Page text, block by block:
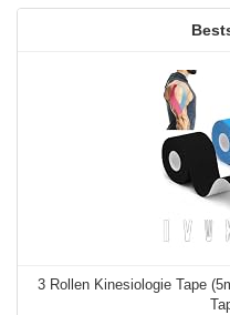
3 Rollen Kinesiologie Tape